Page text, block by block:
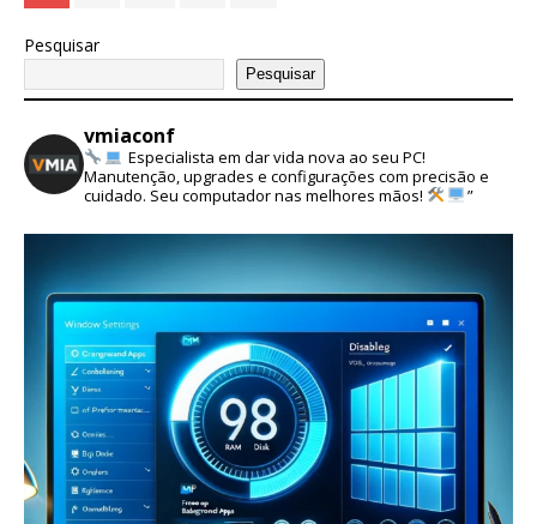
Pesquisar
Pesquisar
vmiaconf
Especialista em dar vida nova ao seu PC!
Manutenção, upgrades e configurações com precisão e
cuidado. Seu computador nas melhores mãos!
”